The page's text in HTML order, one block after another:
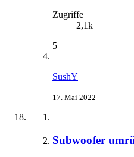
Zugriffe
2,1k
5
SushY
17. Mai 2022
Subwoofer